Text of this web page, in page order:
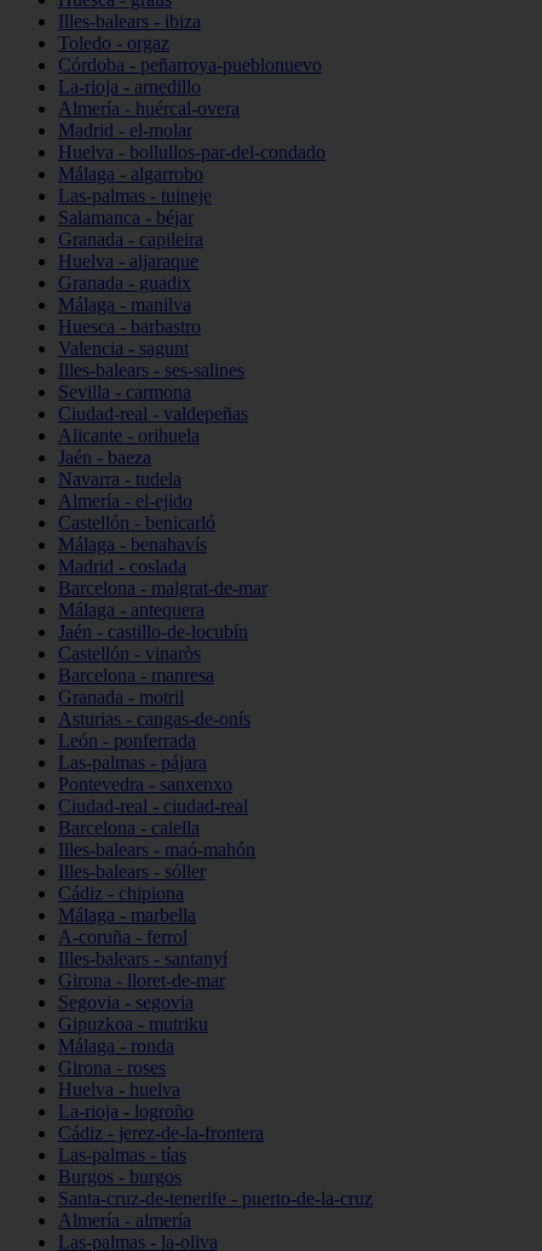
Illes-balears - ibiza
Toledo - orgaz
Córdoba - peñarroya-pueblonuevo
La-rioja - arnedillo
Almería - huércal-overa
Madrid - el-molar
Huelva - bollullos-par-del-condado
Málaga - algarrobo
Las-palmas - tuineje
Salamanca - béjar
Granada - capileira
Huelva - aljaraque
Granada - guadix
Málaga - manilva
Huesca - barbastro
Valencia - sagunt
Illes-balears - ses-salines
Sevilla - carmona
Ciudad-real - valdepeñas
Alicante - orihuela
Jaén - baeza
Navarra - tudela
Almería - el-ejido
Castellón - benicarló
Málaga - benahavís
Madrid - coslada
Barcelona - malgrat-de-mar
Málaga - antequera
Jaén - castillo-de-locubín
Castellón - vinaròs
Barcelona - manresa
Granada - motril
Asturias - cangas-de-onís
León - ponferrada
Las-palmas - pájara
Pontevedra - sanxenxo
Ciudad-real - ciudad-real
Barcelona - calella
Illes-balears - maó-mahón
Illes-balears - sóller
Cádiz - chipiona
Málaga - marbella
A-coruña - ferrol
Illes-balears - santanyí
Girona - lloret-de-mar
Segovia - segovia
Gipuzkoa - mutriku
Málaga - ronda
Girona - roses
Huelva - huelva
La-rioja - logroño
Cádiz - jerez-de-la-frontera
Las-palmas - tías
Burgos - burgos
Santa-cruz-de-tenerife - puerto-de-la-cruz
Almería - almería
Las-palmas - la-oliva